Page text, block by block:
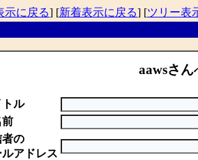
示に戻る] [新着表示に戻る] [ツリー表
aawsさん
トル
前
の
ルアドレス